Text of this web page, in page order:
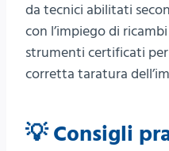
da tecnici abilitati
con l’impiego di
strumenti certificati per
corretta taratura
💡 Consigli